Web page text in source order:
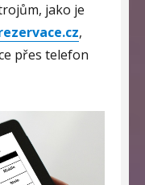
jako je
,
přes telefon